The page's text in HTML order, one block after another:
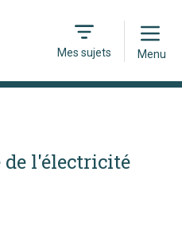
Mes sujets
Open
Menu
l'électricité